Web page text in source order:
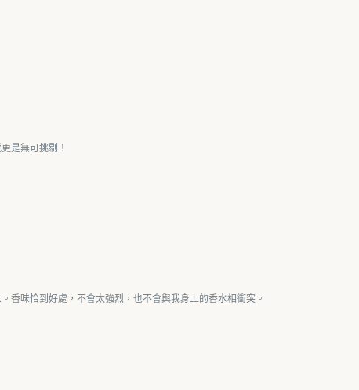
是無可挑剔！
香味恰到好處，不會太強烈，也不會與我身上的香水相衝突。